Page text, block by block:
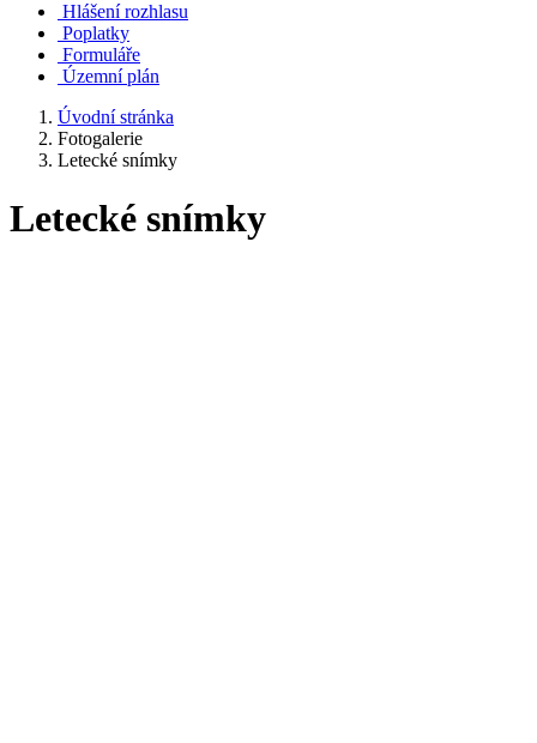
Hlášení rozhlasu
Poplatky
Formuláře
Územní plán
Úvodní stránka
Fotogalerie
Letecké snímky
Letecké snímky